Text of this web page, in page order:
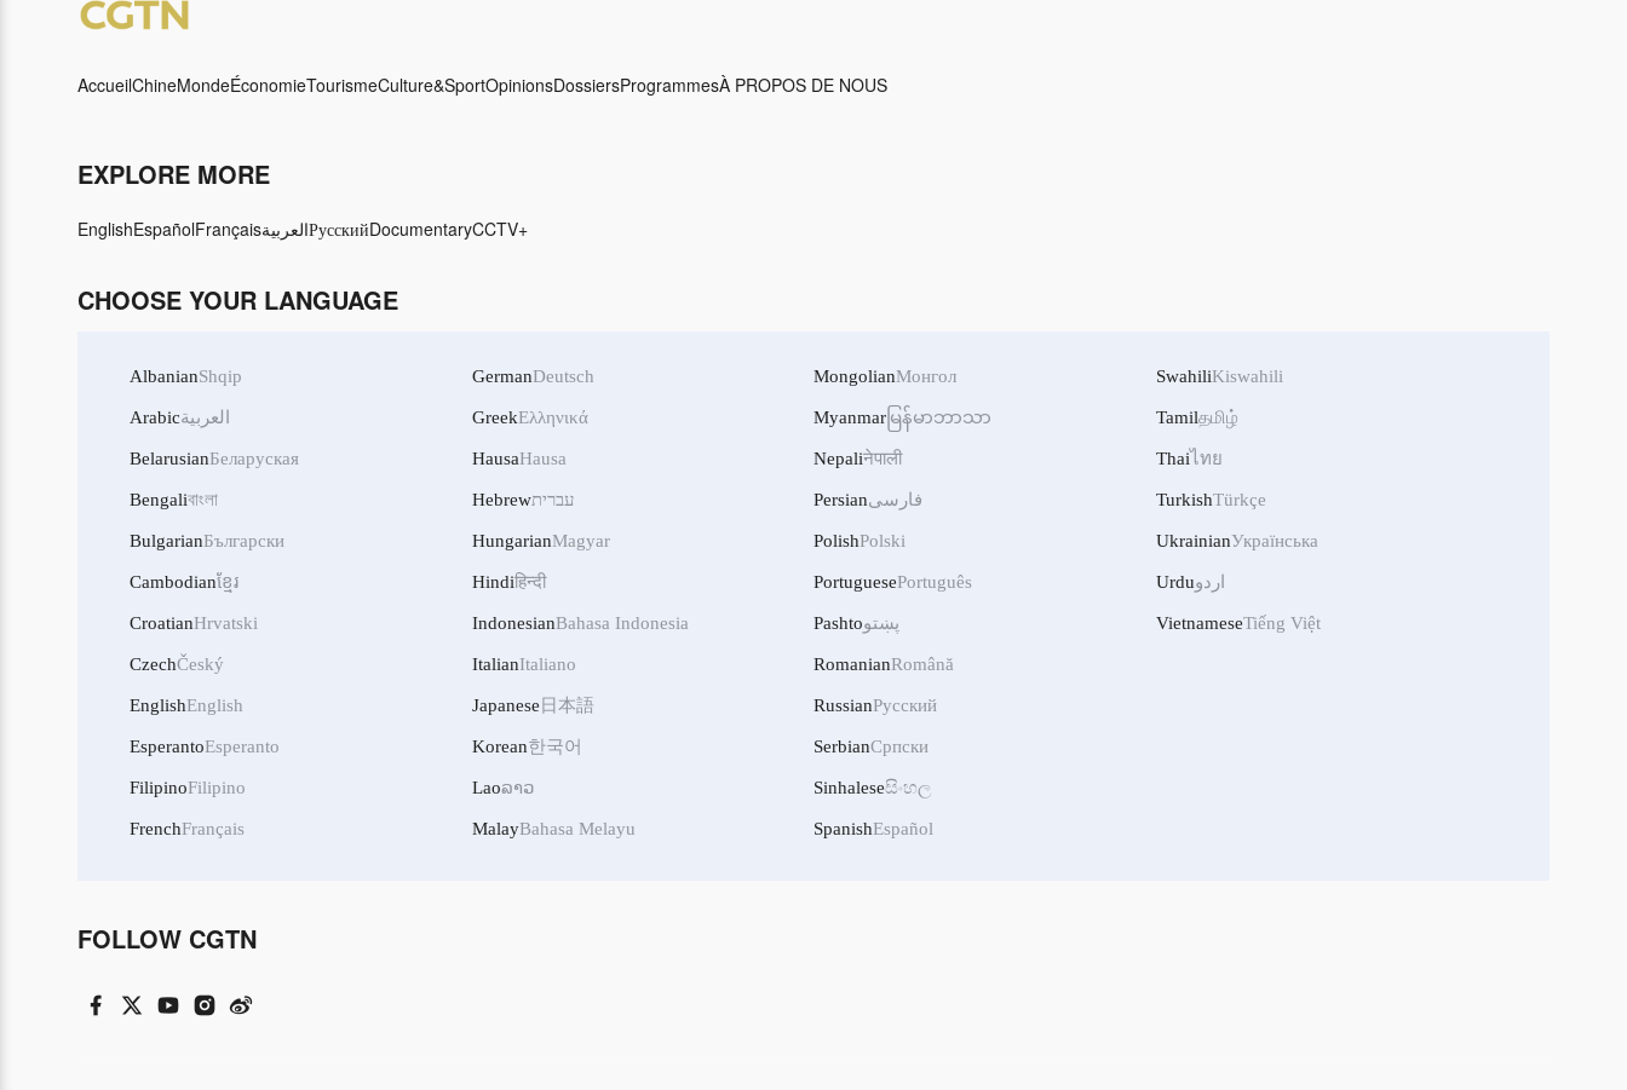
AccueilChineMondeÉconomieTourismeCulture&SportOpinionsDossiersProgrammesÀ PROPOS DE NOUS
EXPLORE MORE
EnglishEspañolFrançaisالعربيةРусскийDocumentaryCCTV+
CHOOSE YOUR LANGUAGE
AlbanianShqip
Arabicالعربية
BelarusianБеларуская
Bengaliবাংলা
BulgarianБългарски
Cambodianខ្មែរ
CroatianHrvatski
CzechČeský
EnglishEnglish
EsperantoEsperanto
FilipinoFilipino
FrenchFrançais
GermanDeutsch
GreekΕλληνικά
HausaHausa
Hebrewעברית
HungarianMagyar
Hindiहिन्दी
IndonesianBahasa Indonesia
ItalianItaliano
Japanese 日本語
Korean한국어
Laoລາວ
MalayBahasa Melayu
MongolianМонгол
Myanmar မြန်မာဘာသာ
Nepaliनेपाली
Persianفارسی
PolishPolski
PortuguesePortuguês
Pashtoپښتو
RomanianRomână
RussianРусский
SerbianСрпски
Sinhaleseසිංහල
SpanishEspañol
SwahiliKiswahili
Tamilதமிழ்
Thaiไทย
TurkishTürkçe
UkrainianУкраїнська
Urduاردو
VietnameseTiếng Việt
FOLLOW CGTN